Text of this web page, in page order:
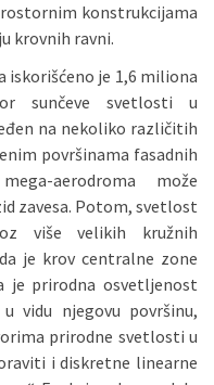
konstrukcijama
krovnih ravni.
iskorišćeno je 1,6 miliona
sunčeve svetlosti u
na nekoliko različitih
površinama fasadnih
aerodroma može
zavesa. Potom, svetlost
više velikih kružnih
je krov centralne zone
je prirodna osvetljenost
vidu njegovu površinu,
prirodne svetlosti u
i diskretne linearne